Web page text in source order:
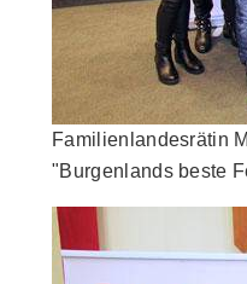
Familienlandesrätin
"Burgenlands beste